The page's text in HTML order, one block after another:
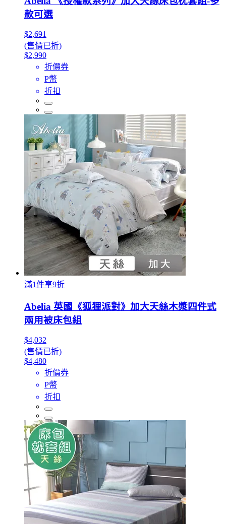
款可選
$2,691
(售價已折)
$2,990
折價券
P幣
折扣
滿1件享9折
Abelia 英國《狐狸派對》加大天絲木漿四件式
兩用被床包組
$4,032
(售價已折)
$4,480
折價券
P幣
折扣